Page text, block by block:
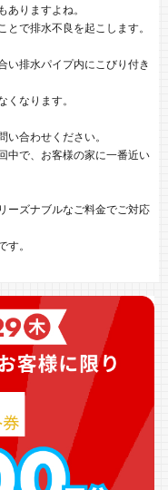
ありますよね。
で排水不良を起こします。
い排水パイプ内にこびり付き
なります。
い合わせください。
中で、お客様の家に一番近い
ーズナブルなご料金でご対応
す。